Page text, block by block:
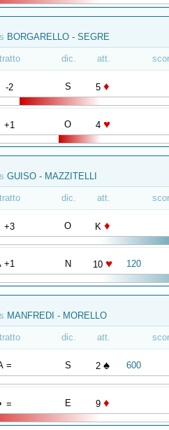
BORGARELLO - SEGRE
dic. att.
-2 S 5 ♦
+1 O 4 ♥
GUISO - MAZZITELLI
dic. att.
+3 O K ♦
+1 N 10 ♥ 120
MANFREDI - MORELLO
dic. att.
= S 2 ♠ 600
= E 9 ♦